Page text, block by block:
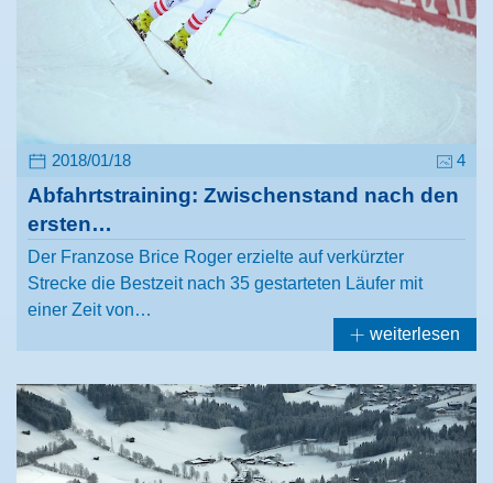
2018/01/18 4
Abfahrtstraining: Zwischenstand nach den
ersten…
Der Franzose Brice Roger erzielte auf verkürzter
Strecke die Bestzeit nach 35 gestarteten Läufer mit
einer Zeit von…
weiterlesen